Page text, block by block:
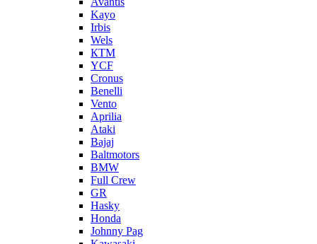
Kayo
Irbis
Wels
КТМ
YCF
Cronus
Benelli
Vento
Aprilia
Ataki
Bajaj
Baltmotors
BMW
Full Crew
GR
Hasky
Honda
Johnny Pag